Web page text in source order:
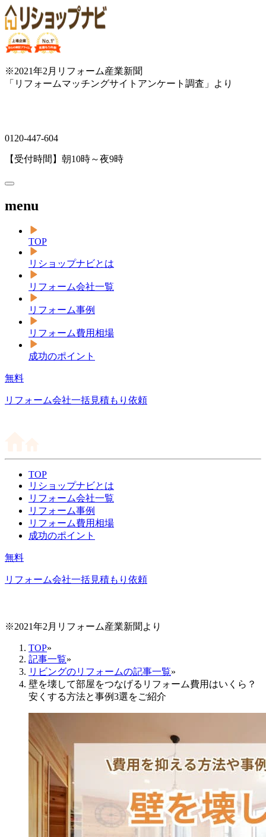
※2021年2月リフォーム産業新聞
「リフォームマッチングサイトアンケート調査」より
0120-447-604
【受付時間】朝10時～夜9時
menu
TOP
リショップナビとは
リフォーム会社一覧
リフォーム事例
リフォーム費用相場
成功のポイント
無料
リフォーム会社一括見積もり依頼
TOP
リショップナビとは
リフォーム会社一覧
リフォーム事例
リフォーム費用相場
成功のポイント
無料
リフォーム会社一括見積もり依頼
※2021年2月リフォーム産業新聞より
TOP»
記事一覧»
リビングのリフォームの記事一覧»
壁を壊して部屋をつなげるリフォーム費用はいくら？
安くする方法と事例3選をご紹介